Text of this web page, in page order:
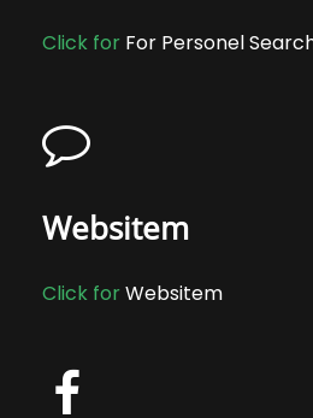
Click for For Personel
Websitem
Click forWebsitem